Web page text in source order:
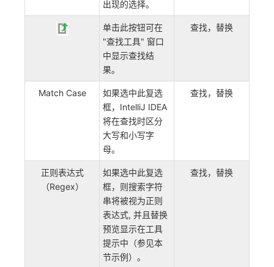
出现的选择。
单击此按钮可在
"查找工具" 窗口
中显示查找结
果。
查找，替换
Match Case
如果选中此复选
框，IntelliJ IDEA
将在查找时区分
大写和小写字
母。
查找，替换
正则表达式
（Regex）
如果选中此复选
框，则搜索字符
串将被视为正则
表达式, 并且替换
预览显示在工具
提示中（参见本
节示例）。
查找，替换